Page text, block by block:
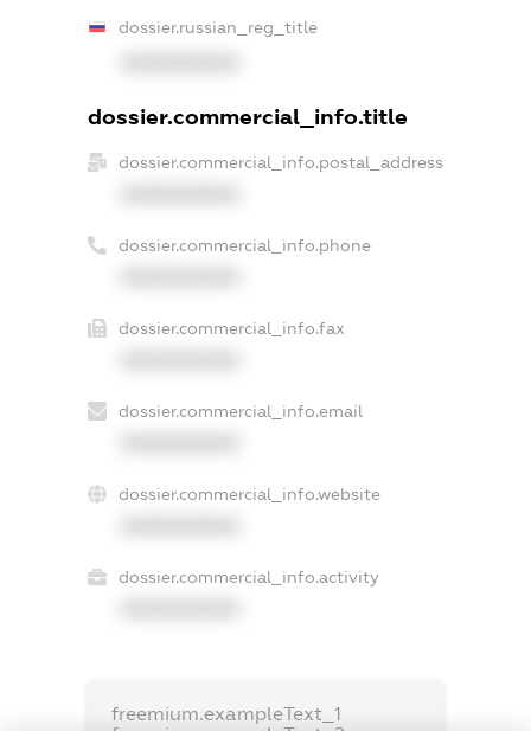
dossier.russian_reg_title
dossier.commercial_info.title
dossier.commercial_info.postal_address
dossier.commercial_info.phone
dossier.commercial_info.fax
dossier.commercial_info.email
dossier.commercial_info.website
dossier.commercial_info.activity
freemium.exampleText_1